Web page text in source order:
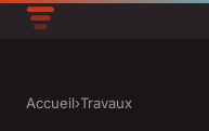
Accueil›Travaux